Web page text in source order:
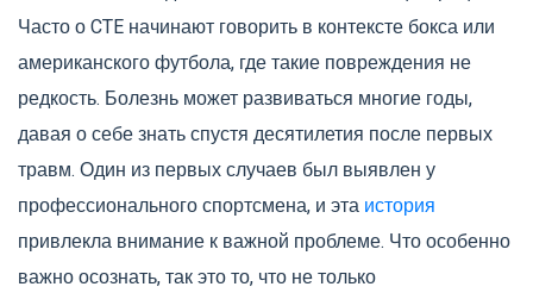
Часто о CTE начинают говорить в контексте бокса или
американского футбола, где такие повреждения не
редкость. Болезнь может развиваться многие годы,
давая о себе знать спустя десятилетия после первых
травм. Один из первых случаев был выявлен у
профессионального спортсмена, и эта история
привлекла внимание к важной проблеме. Что особенно
важно осознать, так это то, что не только